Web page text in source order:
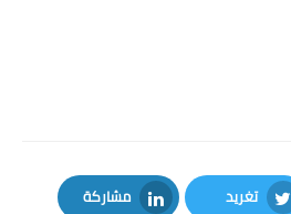
تغريد مشاركة